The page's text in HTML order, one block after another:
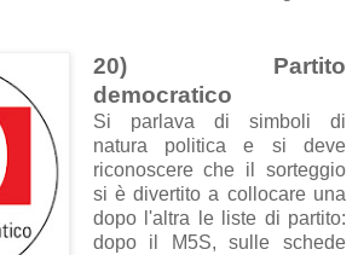
20) Partito
democratico
Si parlava di simboli di
natura politica e si deve
riconoscere che il sorteggio
si è divertito a collocare una
dopo l'altra le liste di partito:
dopo il M5S, sulle schede